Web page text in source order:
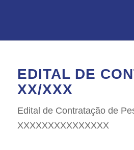
EDITAL DE
XX/XXX
Edital de Contratação de
XXXXXXXXXXXXXXX